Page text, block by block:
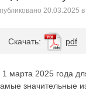
20.03.2025
Cкачать: pdf
марта 2025 года
значительные